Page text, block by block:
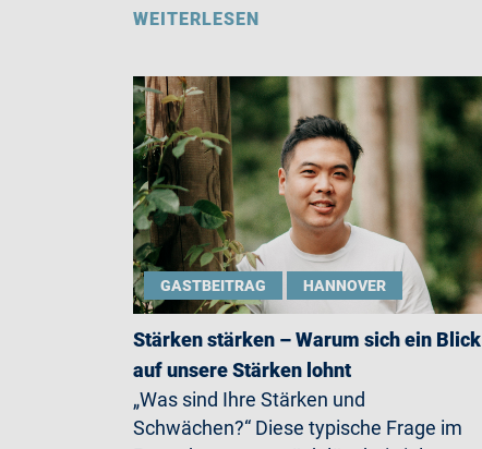
WEITERLESEN
GASTBEITRAG HANNOVER
Stärken stärken – Warum sich ein Blick
auf unsere Stärken lohnt
„Was sind Ihre Stärken und
Schwächen?“ Diese typische Frage im